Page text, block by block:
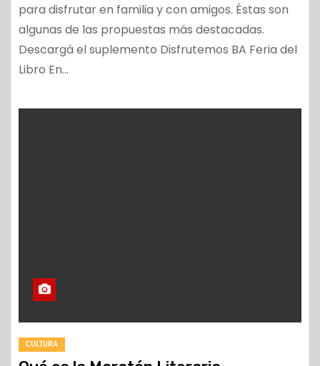
para disfrutar en familia y con amigos. Éstas son
algunas de las propuestas más destacadas.
Descargá el suplemento Disfrutemos BA Feria del
Libro En…
CULTURA